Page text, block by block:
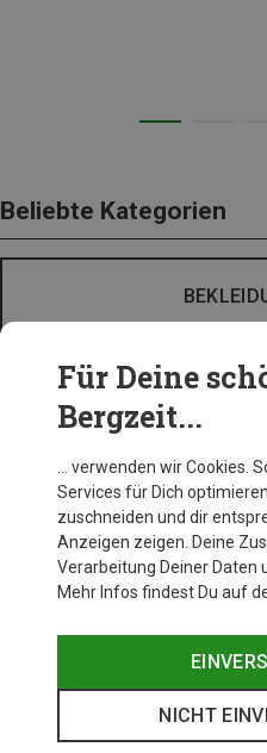
Beliebte Kategorien
Für Deine
Bergzeit...
… verwenden wir Cookies.
Services für Dich
zuschneiden und dir
Anzeigen zeigen. Deine
Verarbeitung Deiner Daten
Mehr Infos findest Du auf
NICHT